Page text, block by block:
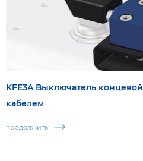
KFE3A Выключатель
кабелем
продолжить